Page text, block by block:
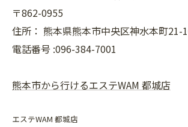
〒862-0955
住所： 熊本県熊本市中央区神水本町21-
電話番号 :096-384-7001
熊本市から行けるエステWAM 都城店
エステWAM 都城店